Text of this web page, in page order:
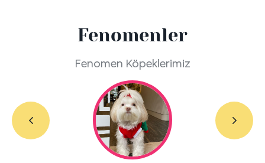
Fenomenler
Fenomen Köpeklerimiz